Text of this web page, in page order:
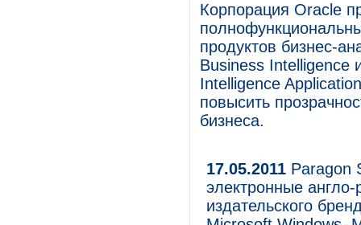
Корпорация Oracle
продуктов бизнес-
Business Intelligence
Intelligence
повысить
бизнеса.
17.05.2011 Paragon
электронные англо-
издательского